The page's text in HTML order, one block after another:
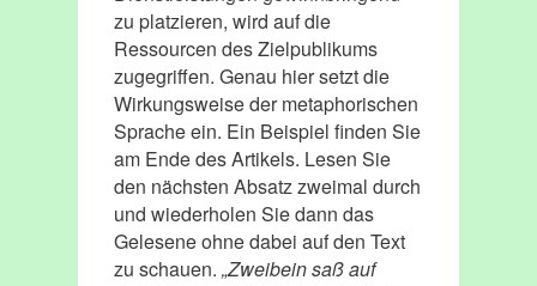
zu platzieren, wird auf die
Ressourcen des Zielpublikums
zugegriffen. Genau hier setzt die
Wirkungsweise der metaphorischen
Sprache ein. Ein Beispiel finden Sie
am Ende des Artikels. Lesen Sie
den nächsten Absatz zweimal durch
und wiederholen Sie dann das
Gelesene ohne dabei auf den Text
zu schauen. „Zweibein saß auf